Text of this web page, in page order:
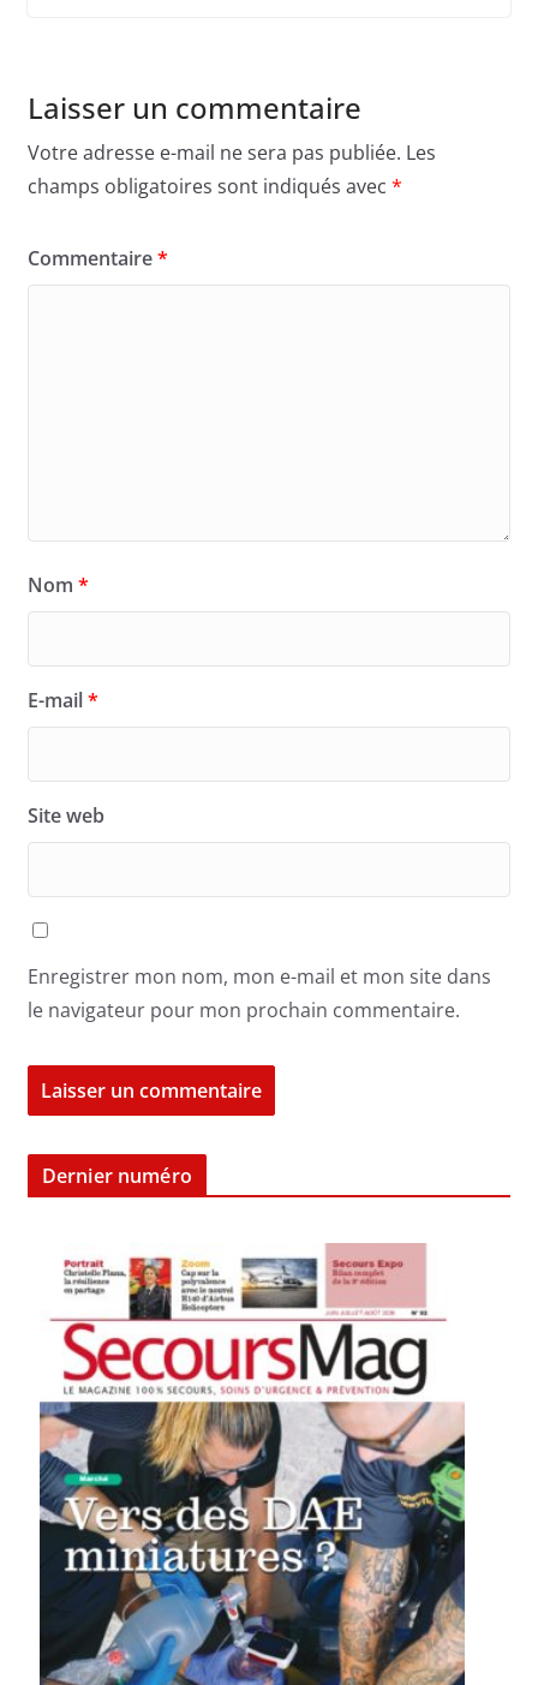
Laisser un commentaire
Votre adresse e-mail ne sera pas publiée. Les
champs obligatoires sont indiqués avec *
Commentaire*
Nom *
E-mail*
Site web
Enregistrer mon nom, mon e-mail et mon site dans
le navigateur pour mon prochain commentaire.
Dernier numéro